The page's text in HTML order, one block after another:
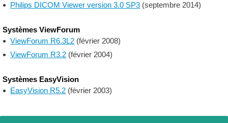
Philips DICOM Viewer version 3.0 SP3 (septembre 2014)
Systèmes ViewForum
ViewForum R6.3L2 (février 2008)
ViewForum R3.2 (février 2004)
Systèmes EasyVision
EasyVision R5.2 (février 2003)